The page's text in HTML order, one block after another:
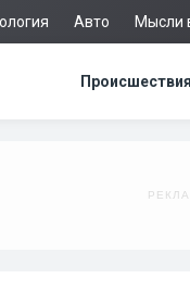
Авто Мысли
Происшествия